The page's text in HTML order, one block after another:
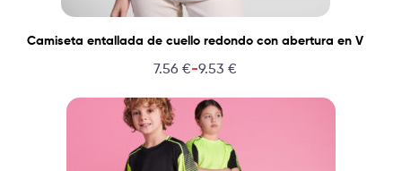
Camiseta entallada de cuello redondo con abertura en V
7.56 €-9.53 €